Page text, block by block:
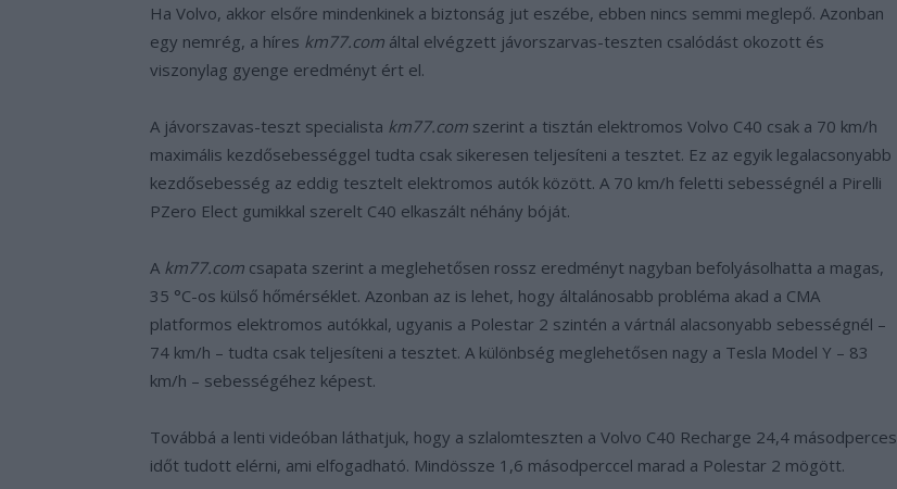
Ha Volvo, akkor elsőre mindenkinek a biztonság jut eszébe, ebben nincs semmi meglepő. Azonban
egy nemrég, a híres km77.com által elvégzett jávorszarvas-teszten csalódást okozott és
viszonylag gyenge eredményt ért el.
A jávorszavas-teszt specialista km77.com szerint a tisztán elektromos Volvo C40 csak a 70 km/h
maximális kezdősebességgel tudta csak sikeresen teljesíteni a tesztet. Ez az egyik legalacsonyabb
kezdősebesség az eddig tesztelt elektromos autók között. A 70 km/h feletti sebességnél a Pirelli
PZero Elect gumikkal szerelt C40 elkaszált néhány bóját.
A km77.com csapata szerint a meglehetősen rossz eredményt nagyban befolyásolhatta a magas,
35 °C-os külső hőmérséklet. Azonban az is lehet, hogy általánosabb probléma akad a CMA
platformos elektromos autókkal, ugyanis a Polestar 2 szintén a vártnál alacsonyabb sebességnél –
74 km/h – tudta csak teljesíteni a tesztet. A különbség meglehetősen nagy a Tesla Model Y – 83
km/h – sebességéhez képest.
Továbbá a lenti videóban láthatjuk, hogy a szlalomteszten a Volvo C40 Recharge 24,4 másodperces
időt tudott elérni, ami elfogadható. Mindössze 1,6 másodperccel marad a Polestar 2 mögött.